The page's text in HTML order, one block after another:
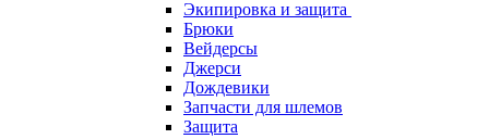
Экипировка и защита
Брюки
Вейдерсы
Джерси
Дождевики
Запчасти для шлемов
Защита